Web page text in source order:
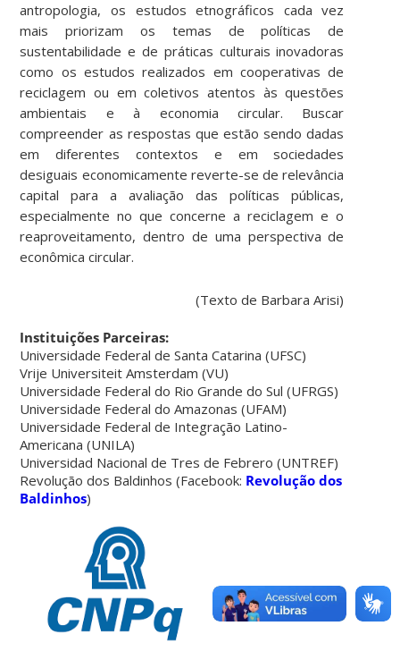
antropologia, os estudos etnográficos cada vez
mais priorizam os temas de políticas de
sustentabilidade e de práticas culturais inovadoras
como os estudos realizados em cooperativas de
reciclagem ou em coletivos atentos às questões
ambientais e à economia circular. Buscar
compreender as respostas que estão sendo dadas
em diferentes contextos e em sociedades
desiguais economicamente reverte-se de relevância
capital para a avaliação das políticas públicas,
especialmente no que concerne a reciclagem e o
reaproveitamento, dentro de uma perspectiva de
econômica circular.
(Texto de Barbara Arisi)
Instituições Parceiras:
Universidade Federal de Santa Catarina (UFSC)
Vrije Universiteit Amsterdam (VU)
Universidade Federal do Rio Grande do Sul (UFRGS)
Universidade Federal do Amazonas (UFAM)
Universidade Federal de Integração Latino-
Americana (UNILA)
Universidad Nacional de Tres de Febrero (UNTREF)
Revolução dos Baldinhos (Facebook: Revolução dos
Baldinhos)